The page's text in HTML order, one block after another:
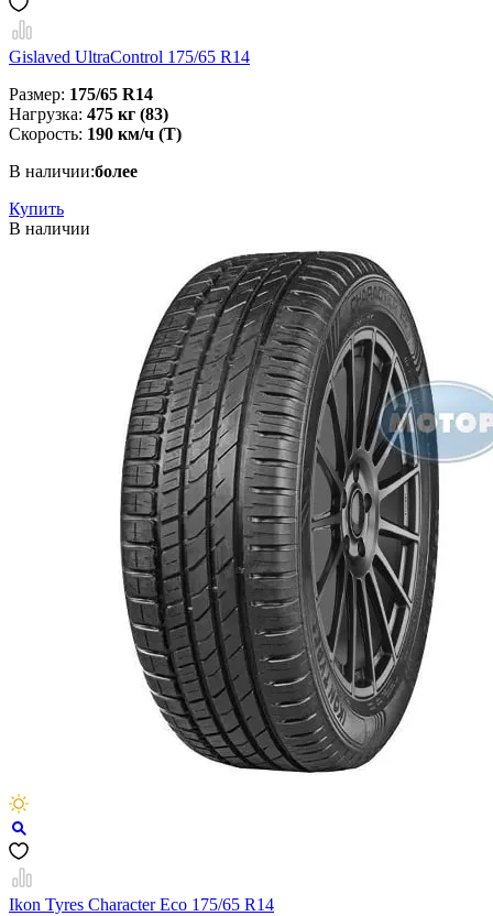
Gislaved UltraControl 175/65 R14
Размер: 175/65 R14
Нагрузка: 475 кг (83)
Скорость: 190 км/ч (Т)
В наличии:более
Купить
В наличии
Ikon Tyres Character Eco 175/65 R14